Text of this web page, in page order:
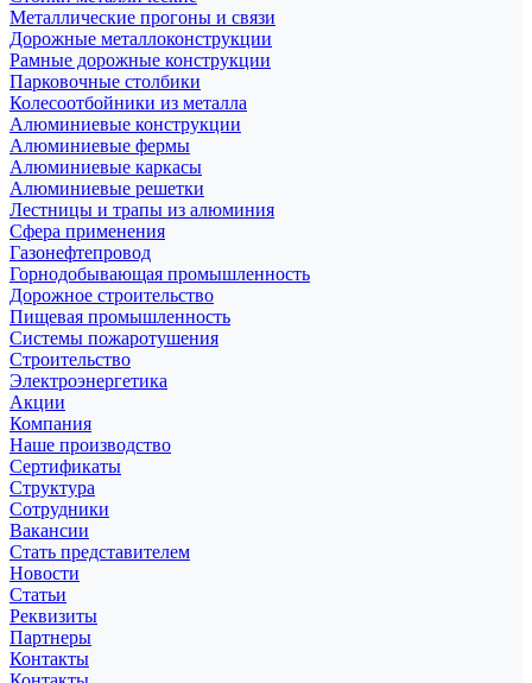
Металлические прогоны и связи
Дорожные металлоконструкции
Рамные дорожные конструкции
Парковочные столбики
Колесоотбойники из металла
Алюминиевые конструкции
Алюминиевые фермы
Алюминиевые каркасы
Алюминиевые решетки
Лестницы и трапы из алюминия
Сфера применения
Газонефтепровод
Горнодобывающая промышленность
Дорожное строительство
Пищевая промышленность
Системы пожаротушения
Строительство
Электроэнергетика
Акции
Компания
Наше производство
Сертификаты
Структура
Сотрудники
Вакансии
Стать представителем
Новости
Статьи
Реквизиты
Партнеры
Контакты